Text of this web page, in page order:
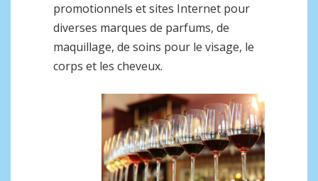
promotionnels et sites Internet pour
diverses marques de parfums, de
maquillage, de soins pour le visage, le
corps et les cheveux.